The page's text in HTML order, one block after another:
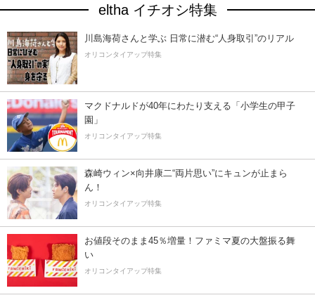
eltha イチオシ特集
川島海荷さんと学ぶ 日常に潜む“人身取引”のリアル
オリコンタイアップ特集
マクドナルドが40年にわたり支える「小学生の甲子
園」
オリコンタイアップ特集
森崎ウィン×向井康二“両片思い”にキュンが止まら
ん！
オリコンタイアップ特集
お値段そのまま45％増量！ファミマ夏の大盤振る舞
い
オリコンタイアップ特集